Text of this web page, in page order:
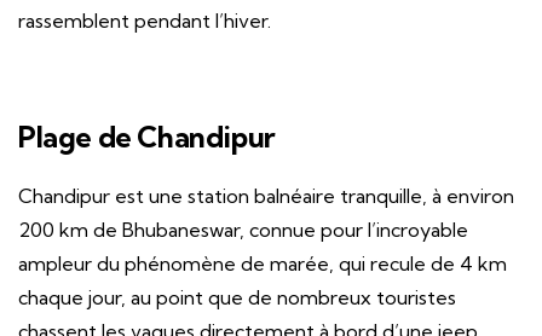
rassemblent pendant l’hiver.
Plage de Chandipur
Chandipur est une station balnéaire tranquille, à environ
200 km de Bhubaneswar, connue pour l’incroyable
ampleur du phénomène de marée, qui recule de 4 km
chaque jour, au point que de nombreux touristes
chassent les vagues directement à bord d’une jeep.